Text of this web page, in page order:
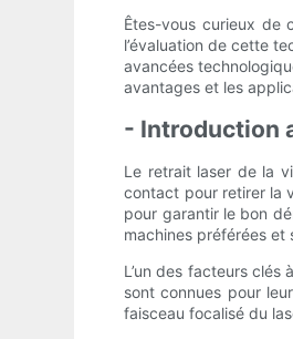
Êtes-vous curieux de
l’évaluation de cette
avancées
avantages et les
- Introduction
Le retrait laser de la
contact pour retirer la
pour garantir le bon
machines préférées et
L’un des facteurs
sont connues pour
faisceau focalisé du